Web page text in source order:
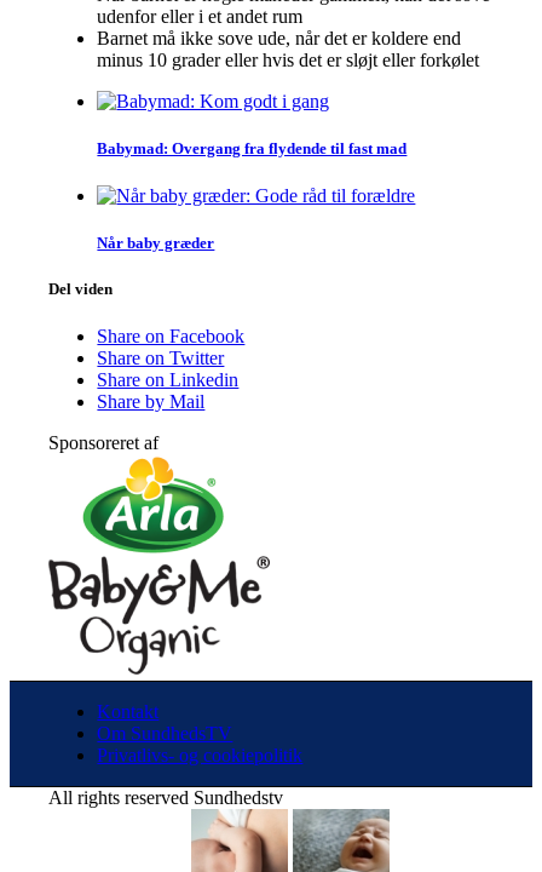
udenfor eller i et andet rum
Barnet må ikke sove ude, når det er koldere end
minus 10 grader eller hvis det er sløjt eller forkølet
Babymad: Overgang fra flydende til fast mad
Når baby græder
Del viden
Share on Facebook
Share on Twitter
Share on Linkedin
Share by Mail
Sponsoreret af
Kontakt
Om SundhedsTV
Privatlivs- og cookiepolitik
All rights reserved Sundhedstv